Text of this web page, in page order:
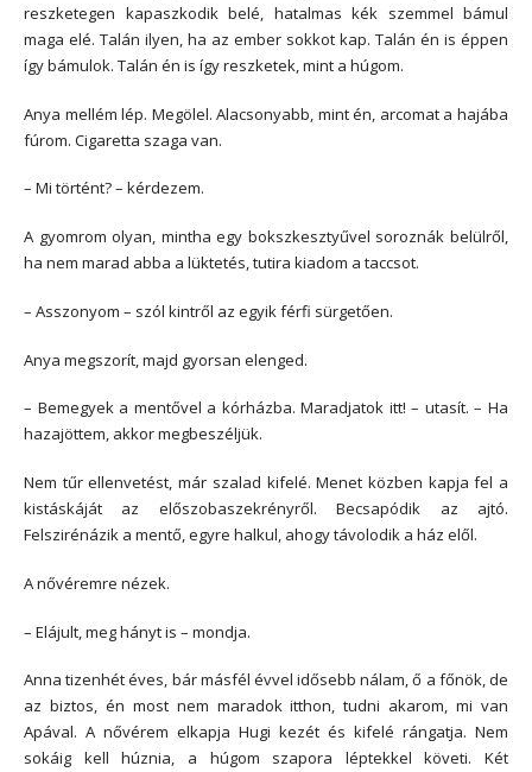
reszketegen kapaszkodik belé, hatalmas kék szemmel bámul
maga elé. Talán ilyen, ha az ember sokkot kap. Talán én is éppen
így bámulok. Talán én is így reszketek, mint a húgom.
Anya mellém lép. Megölel. Alacsonyabb, mint én, arcomat a hajába
fúrom. Cigaretta szaga van.
– Mi történt? – kérdezem.
A gyomrom olyan, mintha egy bokszkesztyűvel soroznák belülről,
ha nem marad abba a lüktetés, tutira kiadom a taccsot.
– Asszonyom – szól kintről az egyik férfi sürgetően.
Anya megszorít, majd gyorsan elenged.
– Bemegyek a mentővel a kórházba. Maradjatok itt! – utasít. – Ha
hazajöttem, akkor megbeszéljük.
Nem tűr ellenvetést, már szalad kifelé. Menet közben kapja fel a
kistáskáját az előszobaszekrényről. Becsapódik az ajtó.
Felszirénázik a mentő, egyre halkul, ahogy távolodik a ház elől.
A nővéremre nézek.
– Elájult, meg hányt is – mondja.
Anna tizenhét éves, bár másfél évvel idősebb nálam, ő a főnök, de
az biztos, én most nem maradok itthon, tudni akarom, mi van
Apával. A nővérem elkapja Hugi kezét és kifelé rángatja. Nem
sokáig kell húznia, a húgom szapora léptekkel követi. Két